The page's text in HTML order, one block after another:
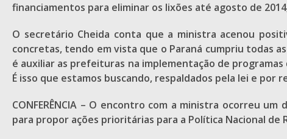
financiamentos para eliminar os lixões até agosto de
O secretário Cheida conta que a ministra acenou
concretas, tendo em vista que o Paraná cumpriu todas
é auxiliar as prefeituras na implementação de
É isso que estamos buscando, respaldados pela lei e por
CONFERÊNCIA – O encontro com a ministra ocorreu
para propor ações prioritárias para a Política Nacional de